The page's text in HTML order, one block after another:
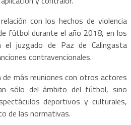
con los hechos de violencia
fútbol durante el año 2018, en los
el juzgado de Paz de Calingasta
contravencionales.
de más reuniones con otros actores
sólo del ámbito del fútbol, sino
deportivos y culturales,
de las normativas.